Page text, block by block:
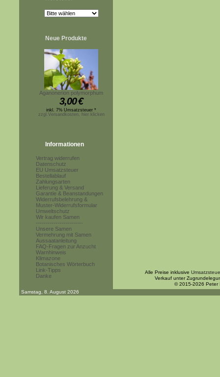
Neue Produkte
Aganonerion polymorphum
3,00€
inkl. 7% Umsatzsteuer *
zzgl.Versandkosten, hier klicken
Informationen
Vertrag widerrufen
Datenschutz
EU Umsatzsteuer
Bestellablauf
Zahlungsarten
Lieferung & Versand
Garantie & Beanstandungen
Widerrufsbelehrung &
Muster-Widerrufsformular
Umweltschutz
Wir kaufen Samen
------------------------
Unsere Samen
Vermehrung mit Samen
Aussaatanleitung
FAQ-Fragen zur Anzucht
Warnhinweis
Klimazone
Botanisches Wörterbuch
Link-Tipps
Danke
Alle Preise inklusive
Verkauf unter
© 2015-2026 Peter
Samstag, 8. August 2026